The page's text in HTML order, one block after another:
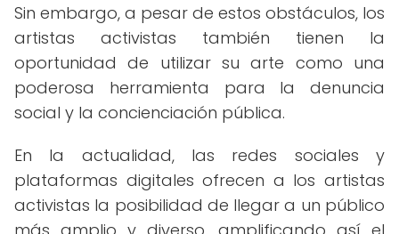
Sin embargo, a pesar de estos obstáculos, los
artistas activistas también tienen la
oportunidad de utilizar su arte como una
poderosa herramienta para la denuncia
social y la concienciación pública.
En la actualidad, las redes sociales y
plataformas digitales ofrecen a los artistas
activistas la posibilidad de llegar a un público